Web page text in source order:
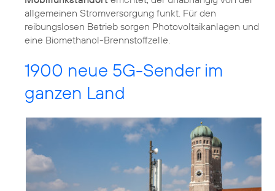
allgemeinen Stromversorgung funkt. Für den
reibungslosen Betrieb sorgen Photovoltaikanlagen und
eine Biomethanol-Brennstoffzelle.
1900 neue 5G-Sender im
ganzen Land